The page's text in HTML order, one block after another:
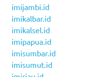
imijambi.id
imikalbar.id
imikalsel.id
imipapua.id
imisumbar.id
imisumut.id